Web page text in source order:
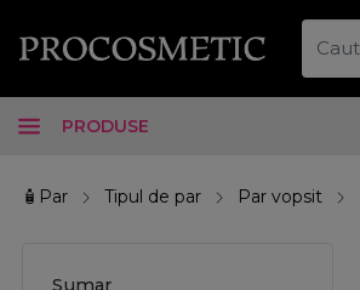
PRODUSE
🧴Par Tipul de par Par vopsit
Sumar